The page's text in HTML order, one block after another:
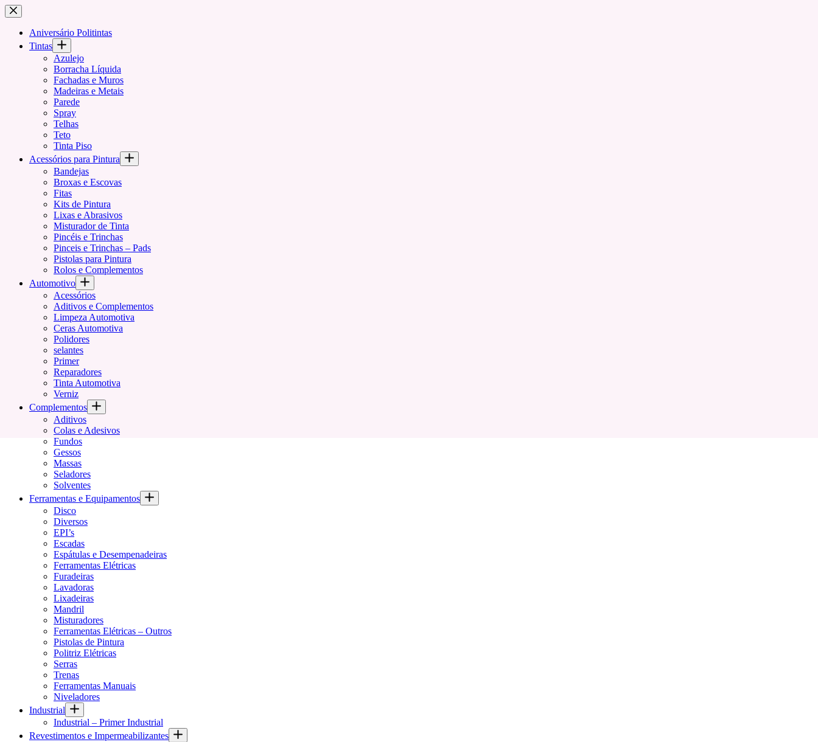
Pular
para
conteúdo
Aniversário Politintas
Tintas
Azulejo
Borracha Líquida
Fachadas e Muros
Madeiras e Metais
Parede
Spray
Telhas
Teto
Tinta Piso
Acessórios para Pintura
Bandejas
Broxas e Escovas
Fitas
Kits de Pintura
Lixas e Abrasivos
Misturador de Tinta
Pincéis e Trinchas
Pinceis e Trinchas – Pads
Pistolas para Pintura
Rolos e Complementos
Automotivo
Acessórios
Aditivos e Complementos
Limpeza Automotiva
Ceras Automotiva
Polidores
selantes
Primer
Reparadores
Tinta Automotiva
Verniz
Complementos
Aditivos
Colas e Adesivos
Fundos
Gessos
Massas
Seladores
Solventes
Ferramentas e Equipamentos
Disco
Diversos
EPI’s
Escadas
Espátulas e Desempenadeiras
Ferramentas Elétricas
Furadeiras
Lavadoras
Lixadeiras
Mandril
Misturadores
Ferramentas Elétricas – Outros
Pistolas de Pintura
Politriz Elétricas
Serras
Trenas
Ferramentas Manuais
Niveladores
Industrial
Industrial – Primer Industrial
Revestimentos e Impermeabilizantes